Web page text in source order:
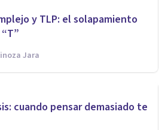
y TLP: el solapamiento
Jara
cuando pensar demasiado te